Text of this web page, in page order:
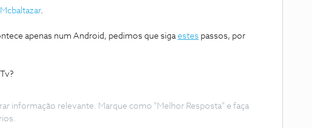
.
apenas num Android, pedimos que sigaestes passos, por
informação relevante. Marque como "Melhor Resposta" e faça